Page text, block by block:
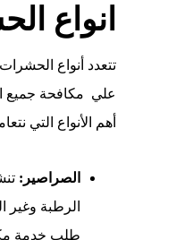
انواع
تتعدد أنواع
علي مكافحة جميع
أهم الأنواع التي
الصراصير:
الرطبة وغير
طلب خدمة